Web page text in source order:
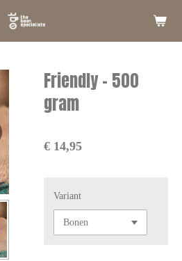
Friendly - 500
gram
€ 14,95
Variant